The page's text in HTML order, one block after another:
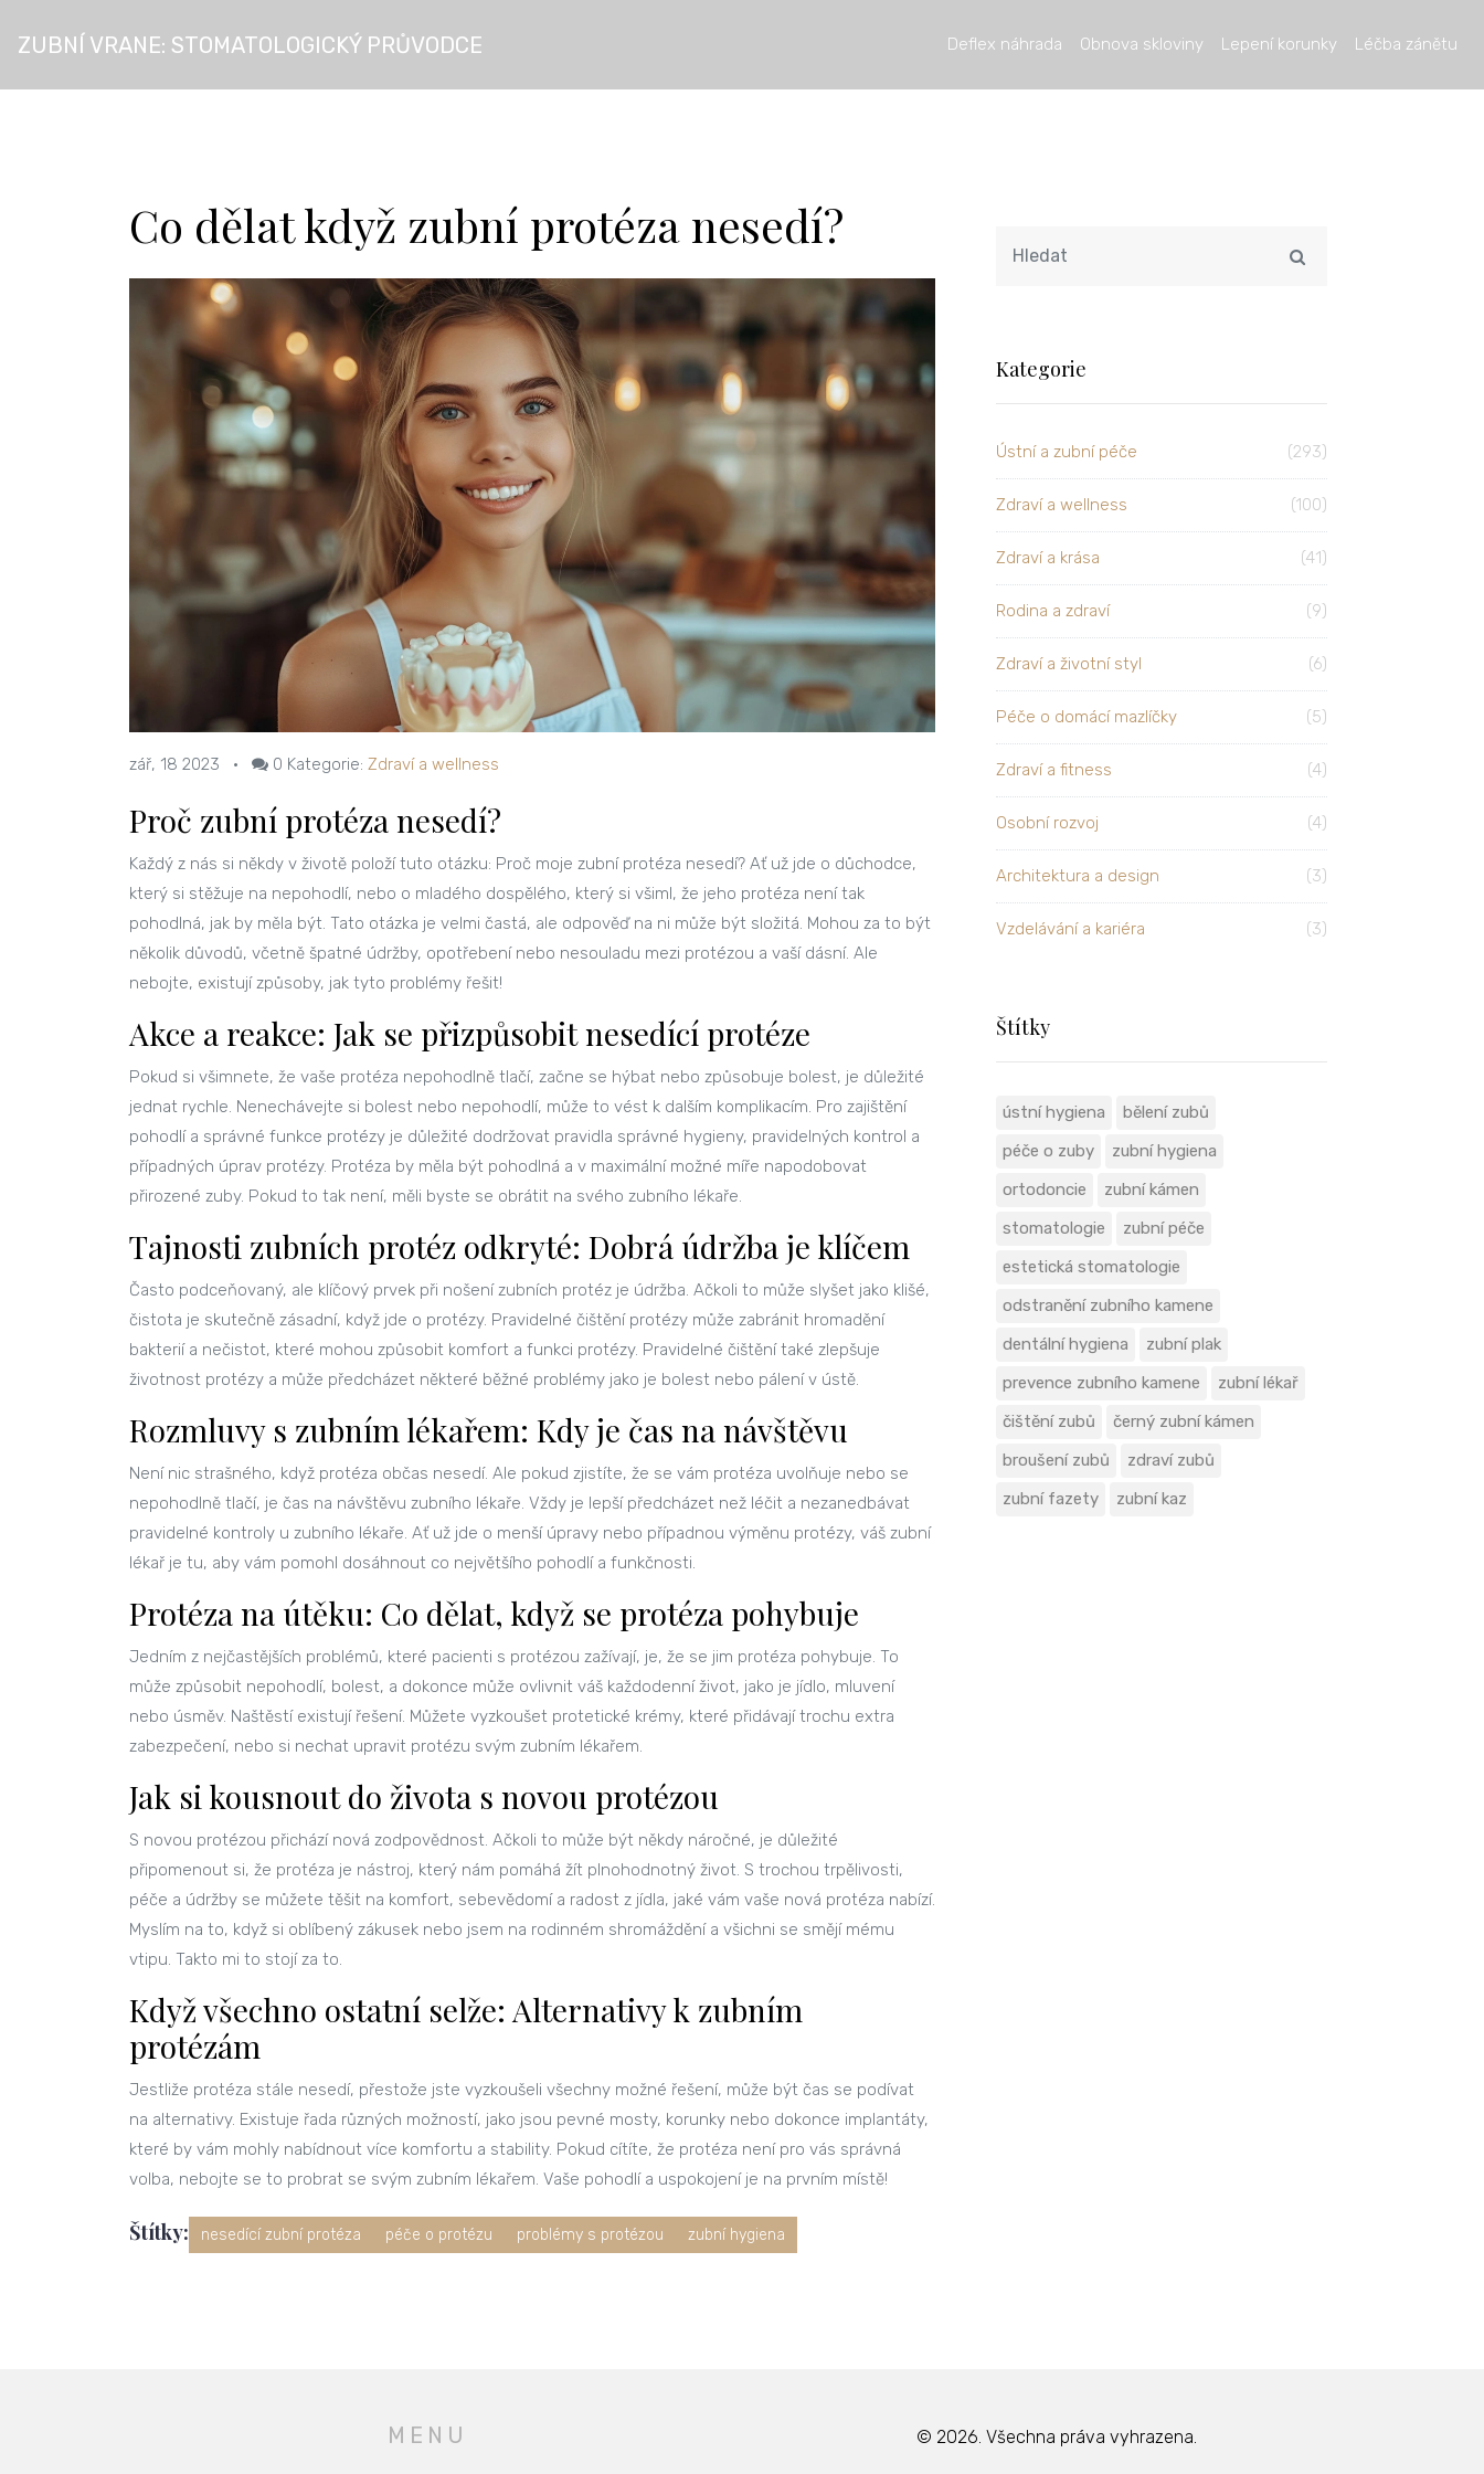
ZUBNÍ VRANE: STOMATOLOGICKÝ PRŮVODCE Deflex náhrada Obnova skloviny Lepení korunky Léčba zánětu
Co dělat když zubní protéza nesedí?
zář, 18 2023 • 0 Kategorie: Zdraví a wellness
Proč zubní protéza nesedí?
Každý z nás si někdy v životě položí tuto otázku: Proč moje zubní protéza nesedí? Ať už jde o důchodce,
který si stěžuje na nepohodlí, nebo o mladého dospělého, který si všiml, že jeho protéza není tak
pohodlná, jak by měla být. Tato otázka je velmi častá, ale odpověď na ni může být složitá. Mohou za to být
několik důvodů, včetně špatné údržby, opotřebení nebo nesouladu mezi protézou a vaší dásní. Ale
nebojte, existují způsoby, jak tyto problémy řešit!
Akce a reakce: Jak se přizpůsobit nesedící protéze
Pokud si všimnete, že vaše protéza nepohodlně tlačí, začne se hýbat nebo způsobuje bolest, je důležité
jednat rychle. Nenechávejte si bolest nebo nepohodlí, může to vést k dalším komplikacím. Pro zajištění
pohodlí a správné funkce protézy je důležité dodržovat pravidla správné hygieny, pravidelných kontrol a
případných úprav protézy. Protéza by měla být pohodlná a v maximální možné míře napodobovat
přirozené zuby. Pokud to tak není, měli byste se obrátit na svého zubního lékaře.
Tajnosti zubních protéz odkryté: Dobrá údržba je klíčem
Často podceňovaný, ale klíčový prvek při nošení zubních protéz je údržba. Ačkoli to může slyšet jako klišé,
čistota je skutečně zásadní, když jde o protézy. Pravidelné čištění protézy může zabránit hromadění
bakterií a nečistot, které mohou způsobit komfort a funkci protézy. Pravidelné čištění také zlepšuje
životnost protézy a může předcházet některé běžné problémy jako je bolest nebo pálení v ústě.
Rozmluvy s zubním lékařem: Kdy je čas na návštěvu
Není nic strašného, když protéza občas nesedí. Ale pokud zjistíte, že se vám protéza uvolňuje nebo se
nepohodlně tlačí, je čas na návštěvu zubního lékaře. Vždy je lepší předcházet než léčit a nezanedbávat
pravidelné kontroly u zubního lékaře. Ať už jde o menší úpravy nebo případnou výměnu protézy, váš zubní
lékař je tu, aby vám pomohl dosáhnout co největšího pohodlí a funkčnosti.
Protéza na útěku: Co dělat, když se protéza pohybuje
Jedním z nejčastějších problémů, které pacienti s protézou zažívají, je, že se jim protéza pohybuje. To
může způsobit nepohodlí, bolest, a dokonce může ovlivnit váš každodenní život, jako je jídlo, mluvení
nebo úsměv. Naštěstí existují řešení. Můžete vyzkoušet protetické krémy, které přidávají trochu extra
zabezpečení, nebo si nechat upravit protézu svým zubním lékařem.
Jak si kousnout do života s novou protézou
S novou protézou přichází nová zodpovědnost. Ačkoli to může být někdy náročné, je důležité
připomenout si, že protéza je nástroj, který nám pomáhá žít plnohodnotný život. S trochou trpělivosti,
péče a údržby se můžete těšit na komfort, sebevědomí a radost z jídla, jaké vám vaše nová protéza nabízí.
Myslím na to, když si oblíbený zákusek nebo jsem na rodinném shromáždění a všichni se smějí mému
vtipu. Takto mi to stojí za to.
Když všechno ostatní selže: Alternativy k zubním
protézám
Jestliže protéza stále nesedí, přestože jste vyzkoušeli všechny možné řešení, může být čas se podívat
na alternativy. Existuje řada různých možností, jako jsou pevné mosty, korunky nebo dokonce implantáty,
které by vám mohly nabídnout více komfortu a stability. Pokud cítíte, že protéza není pro vás správná
volba, nebojte se to probrat se svým zubním lékařem. Vaše pohodlí a uspokojení je na prvním místě!
Štítky: nesedící zubní protéza péče o protézu problémy s protézou zubní hygiena
Kategorie
Ústní a zubní péče (293)
Zdraví a wellness (100)
Zdraví a krása (41)
Rodina a zdraví (9)
Zdraví a životní styl (6)
Péče o domácí mazlíčky (5)
Zdraví a fitness (4)
Osobní rozvoj (4)
Architektura a design (3)
Vzdelávání a kariéra (3)
Štítky
ústní hygiena
bělení zubů
péče o zuby
zubní hygiena
ortodoncie
zubní kámen
stomatologie
zubní péče
estetická stomatologie
odstranění zubního kamene
dentální hygiena
zubní plak
prevence zubního kamene
zubní lékař
čištění zubů
černý zubní kámen
broušení zubů
zdraví zubů
zubní fazety
zubní kaz
MENU © 2026. Všechna práva vyhrazena.